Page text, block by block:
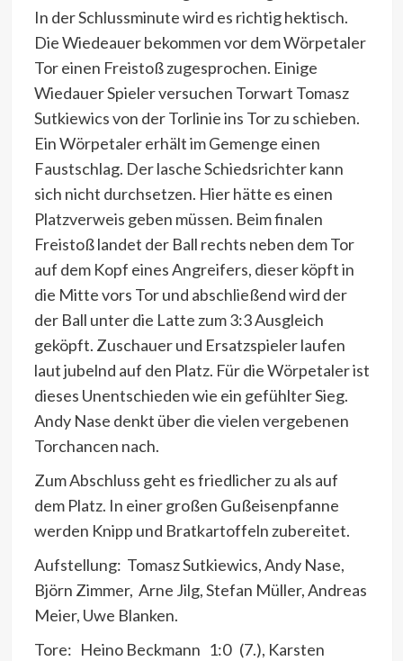
In der Schlussminute wird es richtig hektisch.
Die Wiedeauer bekommen vor dem Wörpetaler
Tor einen Freistoß zugesprochen. Einige
Wiedauer Spieler versuchen Torwart Tomasz
Sutkiewics von der Torlinie ins Tor zu schieben.
Ein Wörpetaler erhält im Gemenge einen
Faustschlag. Der lasche Schiedsrichter kann
sich nicht durchsetzen. Hier hätte es einen
Platzverweis geben müssen. Beim finalen
Freistoß landet der Ball rechts neben dem Tor
auf dem Kopf eines Angreifers, dieser köpft in
die Mitte vors Tor und abschließend wird der
der Ball unter die Latte zum 3:3 Ausgleich
geköpft. Zuschauer und Ersatzspieler laufen
laut jubelnd auf den Platz. Für die Wörpetaler ist
dieses Unentschieden wie ein gefühlter Sieg.
Andy Nase denkt über die vielen vergebenen
Torchancen nach.
Zum Abschluss geht es friedlicher zu als auf
dem Platz. In einer großen Gußeisenpfanne
werden Knipp und Bratkartoffeln zubereitet.
Aufstellung: Tomasz Sutkiewics, Andy Nase,
Björn Zimmer, Arne Jilg, Stefan Müller, Andreas
Meier, Uwe Blanken.
Tore: Heino Beckmann 1:0 (7.), Karsten